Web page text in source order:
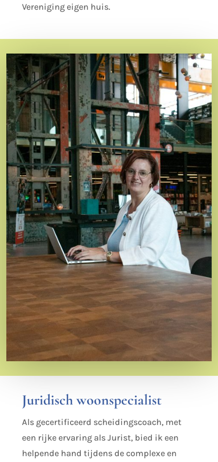
Vereniging eigen huis.
Juridisch woonspecialist
Als gecertificeerd scheidingscoach, met
een rijke ervaring als Jurist, bied ik een
helpende hand tijdens de complexe en